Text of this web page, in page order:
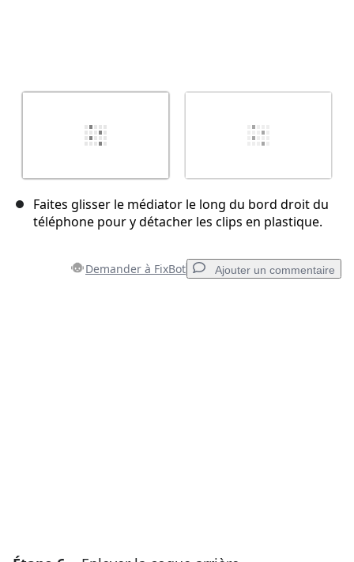
Faites glisser le médiator le long du bord droit du
téléphone pour y détacher les clips en plastique.
Demander à FixBot Ajouter un commentaire